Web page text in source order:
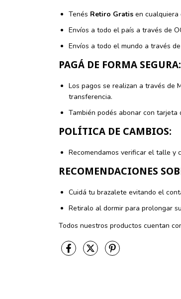
Tenés Retiro Gratis en cualquiera
Envíos a todo el país a través de
Envíos a todo el mundo a través de
PAGÁ DE FORMA SEGURA:
Los pagos se realizan a través de
transferencia.
También podés abonar con tarjeta
POLÍTICA DE CAMBIOS:
Recomendamos verificar el talle y
RECOMENDACIONES
Cuidá tu brazalete evitando el
Retiralo al dormir para prolongar
Todos nuestros productos cuentan